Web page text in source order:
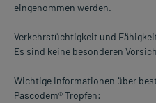
eingenommen werden.
Verkehrstüchtigkeit und
Es sind keine besonderen
Wichtige Informationen über
Pascodem® Tropfen: